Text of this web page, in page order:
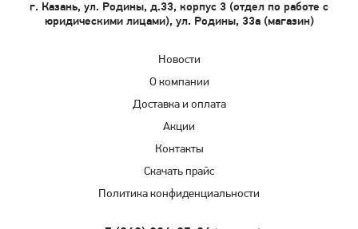
г. Казань, ул. Родины, д.33, корпус 3 (отдел по работе с
юридическими лицами), ул. Родины, 33а (магазин)
Новости
О компании
Доставка и оплата
Акции
Контакты
Скачать прайс
Политика конфиденциальности